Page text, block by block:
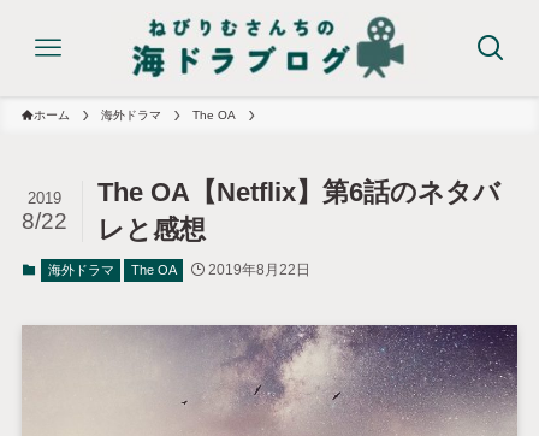
ホーム 海外ドラマ The OA
The OA【Netflix】第6話のネタバ
レと感想
2019
8/22
海外ドラマ The OA 2019年8月22日